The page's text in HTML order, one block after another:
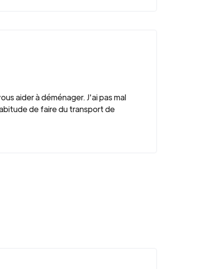
aider à déménager. J'ai pas mal
de faire du transport de